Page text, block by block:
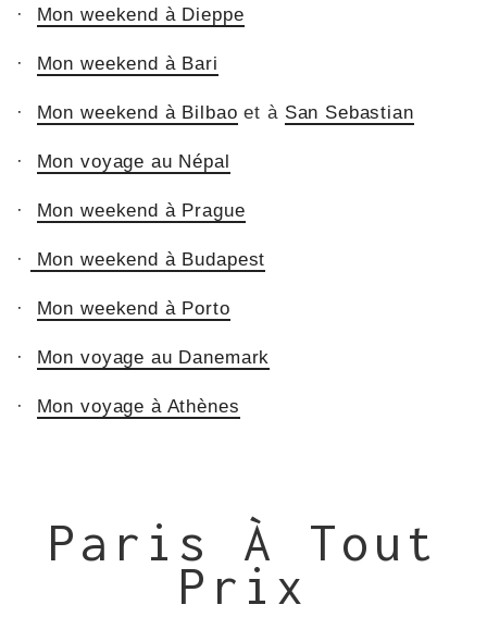
· Mon weekend à Dieppe
· Mon weekend à Bari
· Mon weekend à Bilbao et à San Sebastian
· Mon voyage au Népal
· Mon weekend à Prague
· Mon weekend à Budapest
· Mon weekend à Porto
· Mon voyage au Danemark
· Mon voyage à Athènes
Paris À Tout
Prix